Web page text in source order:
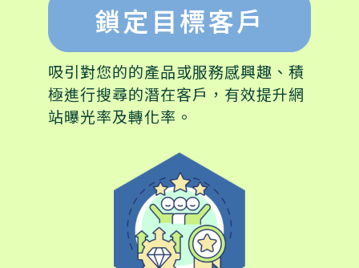
鎖定目標客戶
吸引對您的的產品或服務感興趣、積
極進行搜尋的潛在客戶，有效提升網
站曝光率及轉化率。